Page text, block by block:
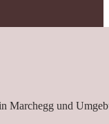
Marchegg und